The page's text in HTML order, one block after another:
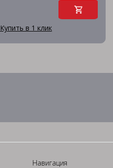
Купить в 1 клик
Навигация